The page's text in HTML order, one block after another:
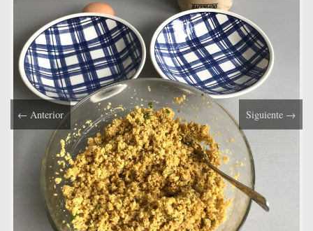
← Anterior Siguiente →